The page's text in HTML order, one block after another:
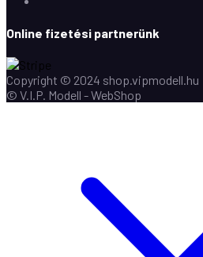
Online fizetési partnerünk
Copyright © 2024 shop.vipmodell.hu
© V.I.P. Modell - WebShop